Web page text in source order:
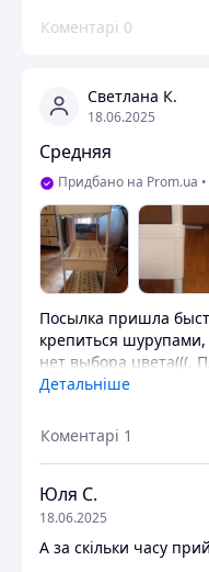
Коментарі 0
Светлана К.
18.06.2025
Средняя
Придбано на Prom.ua •
Посылка пришла
крепиться
нет выбора цвета(((.
Недоліки
Детальніше
Коментарі 1
Юля С.
18.06.2025
А за скільки часу